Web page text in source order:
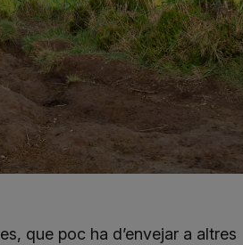
que poc ha d’envejar a altres